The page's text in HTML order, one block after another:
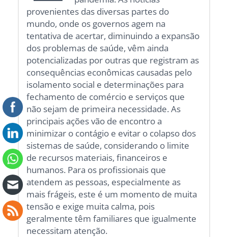
provenientes das diversas partes do
mundo, onde os governos agem na
tentativa de acertar, diminuindo a expansão
dos problemas de saúde, vêm ainda
potencializadas por outras que registram as
consequências econômicas causadas pelo
isolamento social e determinações para
fechamento de comércio e serviços que
não sejam de primeira necessidade. As
principais ações vão de encontro a
minimizar o contágio e evitar o colapso dos
sistemas de saúde, considerando o limite
de recursos materiais, financeiros e
humanos. Para os profissionais que
atendem as pessoas, especialmente as
mais frágeis, este é um momento de muita
tensão e exige muita calma, pois
geralmente têm familiares que igualmente
necessitam atenção.